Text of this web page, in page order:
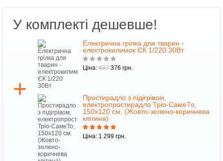
У комплекті дешевше!
Електрична грілка для тварин -
електрокилимок ЄК 1/220 30Вт
Ціна: 407 376 грн.
Простирадло з підігрівом,
електропростирадло Тріо-СамеТо,
150х120 см. (Жовто-зелено-коричнева
клітина)
Ціна: 1 299 грн.